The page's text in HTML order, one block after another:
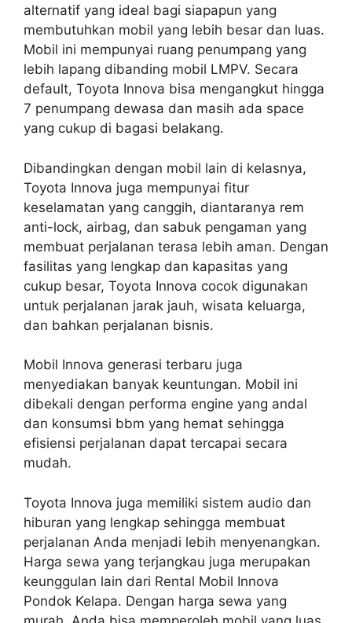
alternatif yang ideal bagi siapapun yang
membutuhkan mobil yang lebih besar dan luas.
Mobil ini mempunyai ruang penumpang yang
lebih lapang dibanding mobil LMPV. Secara
default, Toyota Innova bisa mengangkut hingga
7 penumpang dewasa dan masih ada space
yang cukup di bagasi belakang.
Dibandingkan dengan mobil lain di kelasnya,
Toyota Innova juga mempunyai fitur
keselamatan yang canggih, diantaranya rem
anti-lock, airbag, dan sabuk pengaman yang
membuat perjalanan terasa lebih aman. Dengan
fasilitas yang lengkap dan kapasitas yang
cukup besar, Toyota Innova cocok digunakan
untuk perjalanan jarak jauh, wisata keluarga,
dan bahkan perjalanan bisnis.
Mobil Innova generasi terbaru juga
menyediakan banyak keuntungan. Mobil ini
dibekali dengan performa engine yang andal
dan konsumsi bbm yang hemat sehingga
efisiensi perjalanan dapat tercapai secara
mudah.
Toyota Innova juga memiliki sistem audio dan
hiburan yang lengkap sehingga membuat
perjalanan Anda menjadi lebih menyenangkan.
Harga sewa yang terjangkau juga merupakan
keunggulan lain dari Rental Mobil Innova
Pondok Kelapa. Dengan harga sewa yang